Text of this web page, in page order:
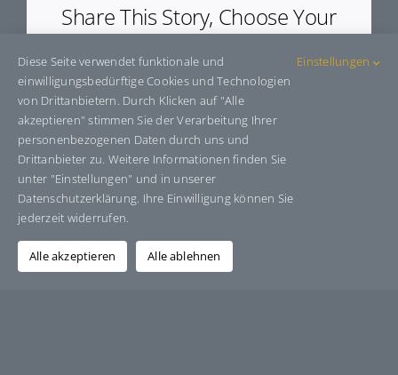
Share This Story, Choose Your
Platform!
Facebook BlueskyReddit LinkedInWhatsAppTelegram
E-
Mail
Über den Autor:Grafik-Design-Jutta-Sucker
Diese Seite verwendet funktionale und
einwilligungsbedürftige Cookies und Technologien
von Drittanbietern. Durch Klicken auf "Alle
akzeptieren" stimmen Sie der Verarbeitung Ihrer
personenbezogenen Daten durch uns und
Drittanbieter zu. Weitere Informationen finden Sie
unter "Einstellungen" und in unserer
Datenschutzerklärung. Ihre Einwilligung können Sie
jederzeit widerrufen.
Einstellungen
Alle akzeptieren Alle ablehnen